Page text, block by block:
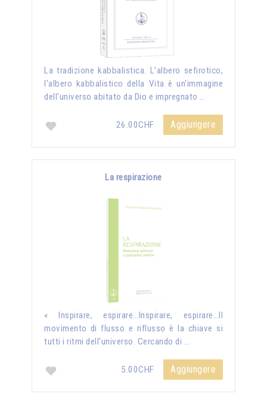
La tradizione kabbalistica. L’albero sefirotico,
l'albero kabbalistico della Vita è un'immagine
dell'universo abitato da Dio e impregnato …
26.00CHF Aggiungere
La respirazione
« Inspirare, espirare…Inspirare, espirare…Il
movimento di flusso e riflusso è la chiave si
tutti i ritmi dell’universo. Cercando di …
5.00CHF Aggiungere